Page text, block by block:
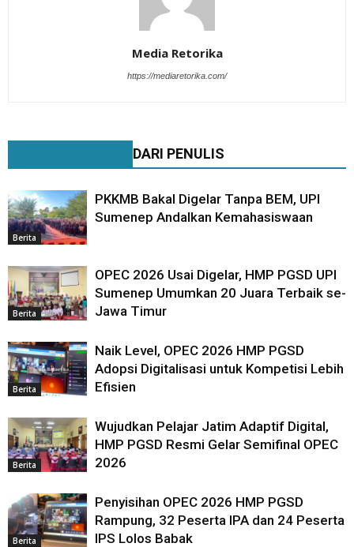
Media Retorika
https://mediaretorika.com/
DARI PENULIS
Berita
PKKMB Bakal Digelar Tanpa BEM, UPI
Sumenep Andalkan Kemahasiswaan
Berita
OPEC 2026 Usai Digelar, HMP PGSD UPI
Sumenep Umumkan 20 Juara Terbaik se-
Jawa Timur
Berita
Naik Level, OPEC 2026 HMP PGSD
Adopsi Digitalisasi untuk Kompetisi Lebih
Efisien
Berita
Wujudkan Pelajar Jatim Adaptif Digital,
HMP PGSD Resmi Gelar Semifinal OPEC
2026
Berita
Penyisihan OPEC 2026 HMP PGSD
Rampung, 32 Peserta IPA dan 24 Peserta
IPS Lolos Babak